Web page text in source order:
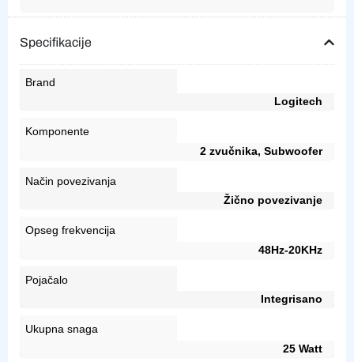
Specifikacije
Brand
Logitech
Komponente
2 zvučnika, Subwoofer
Način povezivanja
Žično povezivanje
Opseg frekvencija
48Hz-20KHz
Pojačalo
Integrisano
Ukupna snaga
25 Watt